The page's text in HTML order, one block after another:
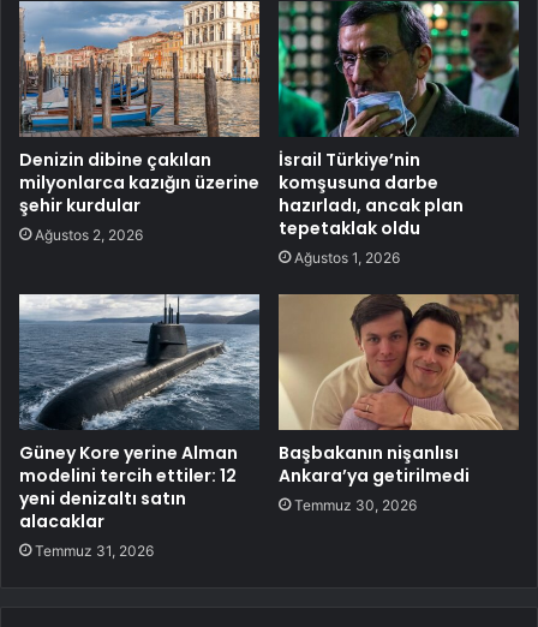
Denizin dibine çakılan
milyonlarca kazığın üzerine
şehir kurdular
Ağustos 2, 2026
İsrail Türkiye’nin
komşusuna darbe
hazırladı, ancak plan
tepetaklak oldu
Ağustos 1, 2026
Güney Kore yerine Alman
modelini tercih ettiler: 12
yeni denizaltı satın
alacaklar
Temmuz 31, 2026
Başbakanın nişanlısı
Ankara’ya getirilmedi
Temmuz 30, 2026